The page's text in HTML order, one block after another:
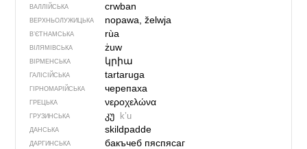
ВАЛЛІЙСЬКА crwban
ВЕРХНЬОЛУЖИЦЬКА nopawa, želwja
В’ЄТНАМСЬКА rùa
ВІЛЯМІВСЬКА żuw
ВІРМЕНСЬКА կրիա
ГАЛІСІЙСЬКА tartaruga
ГІРНОМАРІЙСЬКА черепаха
ГРЕЦЬКА νεροχελώνα
ГРУЗИНСЬКА კუ kʼu
ДАНСЬКА skildpadde
ДАРГИНСЬКА бакъчеб пяспясаг